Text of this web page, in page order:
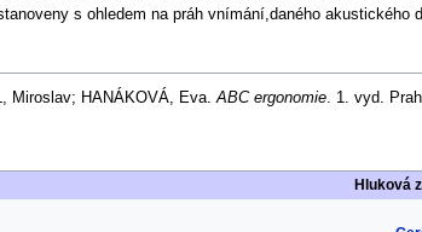
s ohledem na práh vnímání,daného akustického
Miroslav; HANÁKOVÁ, Eva.ABC ergonomie. 1. vyd.
Hluková